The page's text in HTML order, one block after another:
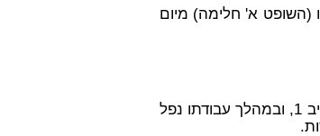
(השופט א' חלימה) מיום
1. ביום 10.1.77 עבד המערער בתור פועל בבניין בעת בנייתו על-ידי המשיב 1, ובמהלך עבודתו נפל